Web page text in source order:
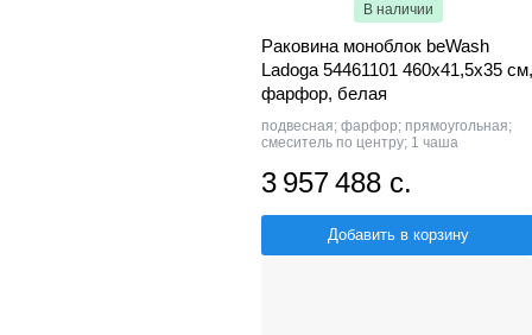
В наличии
Раковина моноблок beWash
Ladoga 54461101 460х41,5х35 см,
фарфор, белая
подвесная; фарфор; прямоугольная;
смеситель по центру; 1 чаша
3 957 488 с.
Добавить в корзину